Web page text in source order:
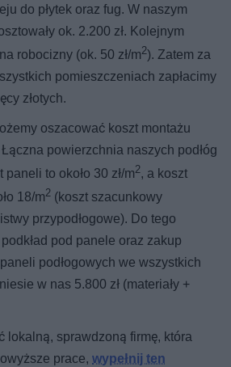
do płytek oraz fug. W naszym
ok. 2.200 zł. Kolejnym
robocizny (ok. 50 zł/m2). Zatem za
pomieszczeniach zapłacimy
złotych.
oszacować koszt montażu
powierzchnia naszych podłóg
paneli to około 30 zł/m2, a koszt
18/m2 (koszt szacunkowy
przypodłogowe). Do tego
pod panele oraz zakup
podłogowych we wszystkich
w nas 5.800 zł (materiały +
lokalną, sprawdzoną firmę, która
prace,wypełnij ten